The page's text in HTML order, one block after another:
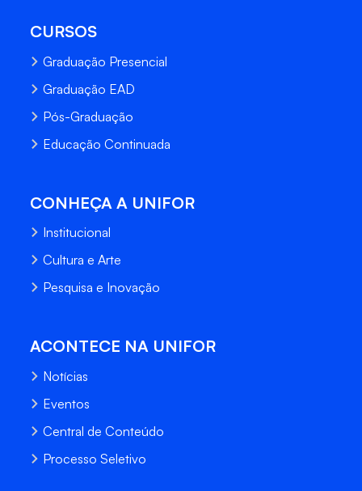
CURSOS
Graduação Presencial
Graduação EAD
Pós-Graduação
Educação Continuada
CONHEÇA A UNIFOR
Institucional
Cultura e Arte
Pesquisa e Inovação
ACONTECE NA UNIFOR
Notícias
Eventos
Central de Conteúdo
Processo Seletivo